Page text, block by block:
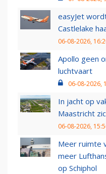
easyJet
Castlelake
06-08-2026,
Apollo geen
luchtvaart
06-08-2026,
In jacht op
Maastricht
06-08-2026,
Meer ruimte
meer
op Schiphol